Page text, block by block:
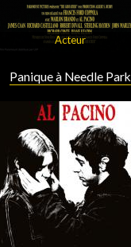
Acteur
Panique à Needle Park